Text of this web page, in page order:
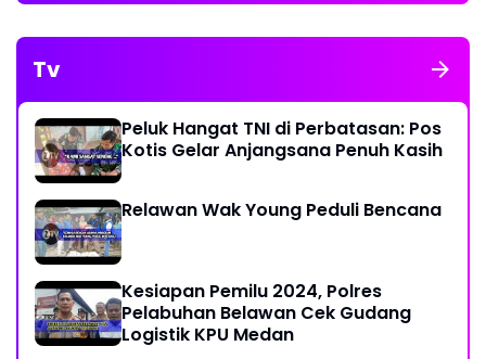
Tv
Peluk Hangat TNI di Perbatasan: Pos
Kotis Gelar Anjangsana Penuh Kasih
Relawan Wak Young Peduli Bencana
Kesiapan Pemilu 2024, Polres
Pelabuhan Belawan Cek Gudang
Logistik KPU Medan